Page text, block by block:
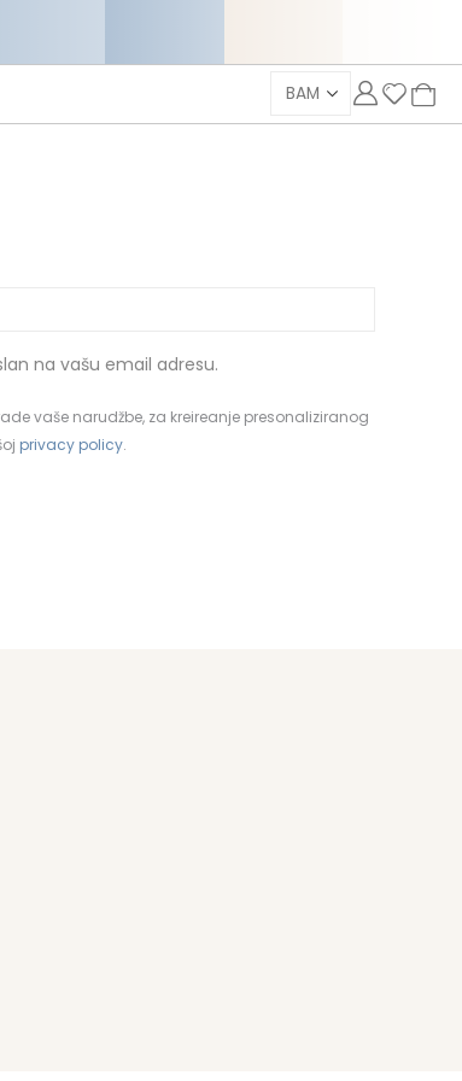
na vašu email adresu.
vaše narudžbe, za kreireanje presonaliziranog
privacy policy.